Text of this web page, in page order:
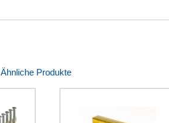
Ähnliche Produkte